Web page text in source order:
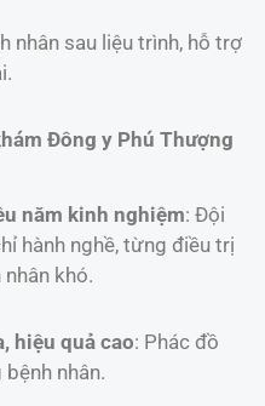
nhân sau liệu trình, hỗ trợ
Đông y Phú Thượng
năm kinh nghiệm: Đội
hành nghề, từng điều trị
khó.
hiệu quả cao: Phác đồ
nhân.